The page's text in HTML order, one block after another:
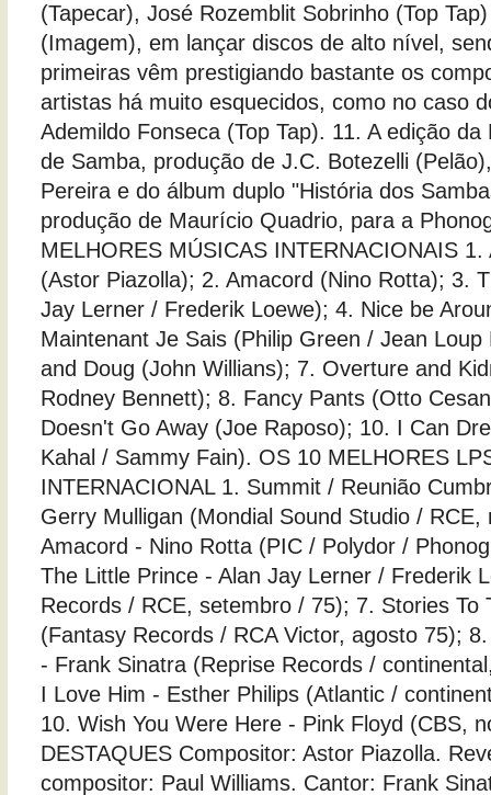
(Tapecar), José Rozemblit Sobrinho (Top
(Imagem), em lançar discos de alto nível,
primeiras vêm prestigiando bastante os
artistas há muito esquecidos, como no caso
Ademildo Fonseca (Top Tap). 11. A edição
de Samba, produção de J.C. Botezelli
Pereira e do álbum duplo "História dos
produção de Maurício Quadrio, para a
MELHORES MÚSICAS INTERNACIONAIS 1.
(Astor Piazolla); 2. Amacord (Nino Rotta); 3.
Jay Lerner / Frederik Loewe); 4. Nice be
Maintenant Je Sais (Philip Green / Jean Loup
and Doug (John Willians); 7. Overture and
Rodney Bennett); 8. Fancy Pants (Otto
Doesn't Go Away (Joe Raposo); 10. I Can
Kahal / Sammy Fain). OS 10 MELHORES
INTERNACIONAL 1. Summit / Reunião
Gerry Mulligan (Mondial Sound Studio /
Amacord - Nino Rotta (PIC / Polydor /
The Little Prince - Alan Jay Lerner / Frederik
Records / RCE, setembro / 75); 7. Stories To
(Fantasy Records / RCA Victor, agosto 75);
- Frank Sinatra (Reprise Records /
I Love Him - Esther Philips (Atlantic /
10. Wish You Were Here - Pink Floyd (CBS,
DESTAQUES Compositor: Astor Piazolla.
compositor: Paul Williams. Cantor: Frank